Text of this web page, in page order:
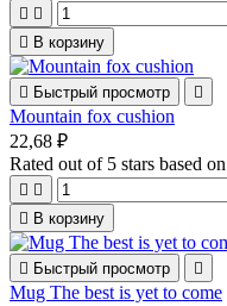
 
 В корзину
 Быстрый просмотр 
Mountain fox cushion
22,68 ₽
Rated out of 5 stars based on
 
 В корзину
 Быстрый просмотр 
Mug The best is yet to come